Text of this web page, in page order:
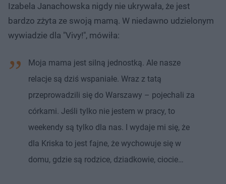
Izabela Janachowska nigdy nie ukrywała, że jest
bardzo zżyta ze swoją mamą. W niedawno udzielonym
wywiadzie dla "Vivy!", mówiła:
Moja mama jest silną jednostką. Ale nasze
relacje są dziś wspaniałe. Wraz z tatą
przeprowadzili się do Warszawy – pojechali za
córkami. Jeśli tylko nie jestem w pracy, to
weekendy są tylko dla nas. I wydaje mi się, że
dla Kriska to jest fajne, że wychowuje się w
domu, gdzie są rodzice, dziadkowie, ciocie…